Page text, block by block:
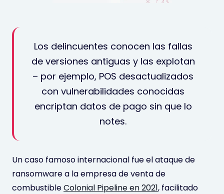
Los delincuentes conocen las fallas
de versiones antiguas y las explotan
– por ejemplo, POS desactualizados
con vulnerabilidades conocidas
encriptan datos de pago sin que lo
notes.
Un caso famoso internacional fue el ataque de
ransomware a la empresa de venta de
combustibleColonial Pipeline en 2021, facilitado